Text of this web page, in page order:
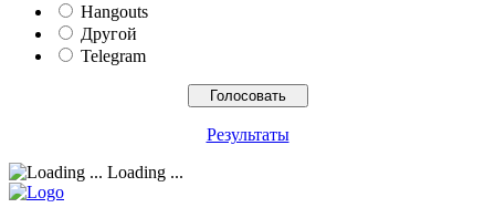
Hangouts
Другой
Telegram
Результаты
Loading ...